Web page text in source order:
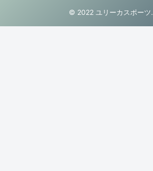
© 2022 ユリーカスポーツ.